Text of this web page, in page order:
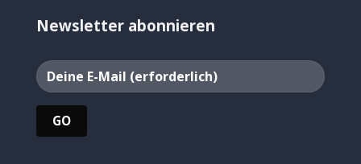
Newsletter abonnieren